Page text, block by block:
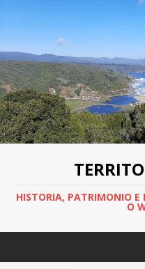
HISTORIA, PATRIMONIO E
O